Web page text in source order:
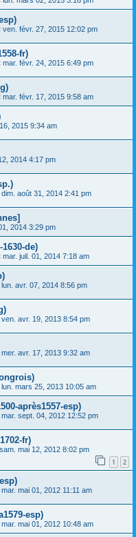
ven. févr. 27, 2015 12:02 pm
fr)
mar. févr. 24, 2015 6:49 pm
mar. févr. 17, 2015 9:58 am
2015 9:34 am
2014 4:17 pm
dim. août 31, 2014 2:41 pm
2014 3:29 pm
de)
mar. juil. 01, 2014 7:18 am
lun. avr. 07, 2014 8:56 pm
ven. avr. 19, 2013 8:54 pm
mer. avr. 17, 2013 9:32 am
lun. mars 25, 2013 10:05 am
après1557-esp)
mar. sept. 04, 2012 12:52 pm
fr)
sam. mai 12, 2012 8:02 pm
1 2
mar. mai 01, 2012 11:11 am
esp)
mar. mai 01, 2012 10:48 am